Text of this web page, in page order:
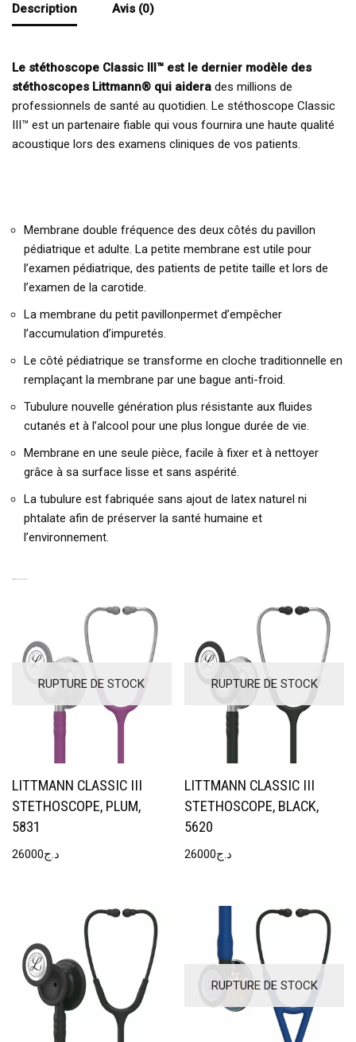
Description Avis (0)
Le stéthoscope Classic III™ est le dernier modèle des
stéthoscopes Littmann® qui aidera des millions de
professionnels de santé au quotidien. Le stéthoscope Classic
III™ est un partenaire fiable qui vous fournira une haute qualité
acoustique lors des examens cliniques de vos patients.
Membrane double fréquence des deux côtés du pavillon
pédiatrique et adulte. La petite membrane est utile pour
l’examen pédiatrique, des patients de petite taille et lors de
l’examen de la carotide.
La membrane du petit pavillonpermet d’empêcher
l’accumulation d’impuretés.
Le côté pédiatrique se transforme en cloche traditionnelle en
remplaçant la membrane par une bague anti-froid.
Tubulure nouvelle génération plus résistante aux fluides
cutanés et à l’alcool pour une plus longue durée de vie.
Membrane en une seule pièce, facile à fixer et à nettoyer
grâce à sa surface lisse et sans aspérité.
La tubulure est fabriquée sans ajout de latex naturel ni
phtalate afin de préserver la santé humaine et
l’environnement.
RUPTURE DE STOCK
LITTMANN CLASSIC III
STETHOSCOPE, PLUM,
5831
د.ج26000
RUPTURE DE STOCK
LITTMANN CLASSIC III
STETHOSCOPE, BLACK,
5620
د.ج26000
RUPTURE DE STOCK